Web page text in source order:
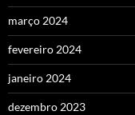
março 2024
fevereiro 2024
janeiro 2024
dezembro 2023